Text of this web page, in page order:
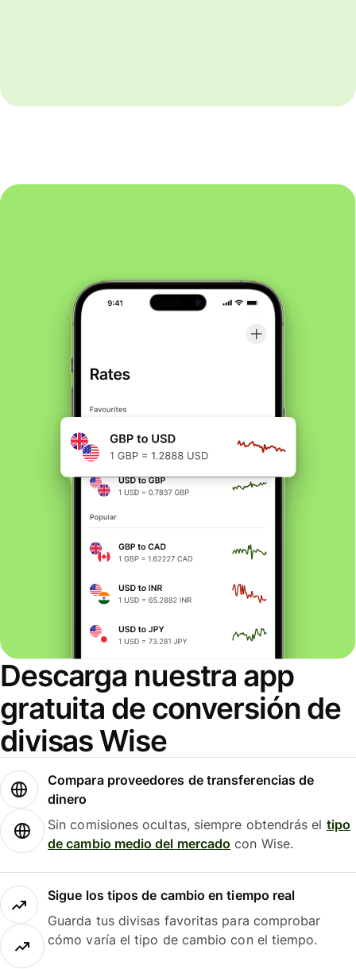
Descarga nuestra app
gratuita de conversión de
divisas Wise
Compara proveedores de transferencias de
dinero
Sin comisiones ocultas, siempre obtendrás el tipo
de cambio medio del mercado con Wise.
Sigue los tipos de cambio en tiempo real
Guarda tus divisas favoritas para comprobar
cómo varía el tipo de cambio con el tiempo.